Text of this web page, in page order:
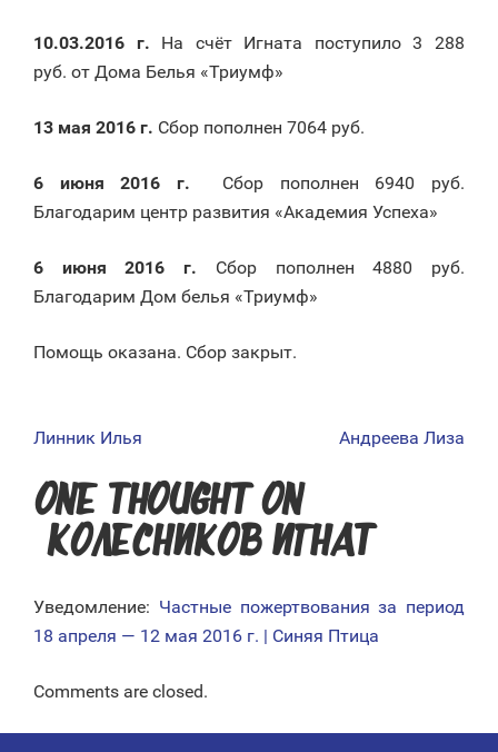
10.03.2016 г. На счёт Игната поступило 3 288
руб. от Дома Белья «Триумф»
13 мая 2016 г. Сбор пополнен 7064 руб.
6 июня 2016 г.
Сбор пополнен 6940 руб.
Благодарим центр развития «Академия Успеха»
6 июня 2016 г. Сбор пополнен 4880 руб.
Благодарим Дом белья «Триумф»
Помощь оказана. Сбор закрыт.
НАВИГАЦИЯ
ПО
ЗАПИСЯМ
Линник Илья Андреева Лиза
ONE THOUGHT ON
“КОЛЕСНИКОВ ИГНАТ
Уведомление: Частные пожертвования за период
18 апреля — 12 мая 2016 г. | Синяя Птица
Comments are closed.